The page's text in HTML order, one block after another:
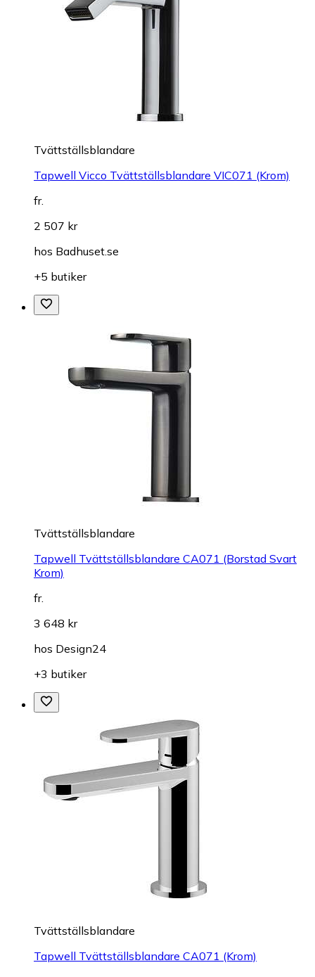
Tvättställsblandare
Tapwell Vicco Tvättställsblandare VIC071 (Krom)
fr.
2 507 kr
hos Badhuset.se
+5 butiker
Tvättställsblandare
Tapwell Tvättställsblandare CA071 (Borstad Svart
Krom)
fr.
3 648 kr
hos Design24
+3 butiker
Tvättställsblandare
Tapwell Tvättställsblandare CA071 (Krom)